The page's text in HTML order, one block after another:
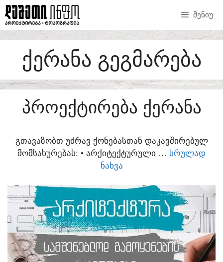
SKIP
TO
CONTENT
ᲛᲔᲜᲘᲣ
ᲥᲔᲠᲐᲜᲐ ᲒᲔᲒᲛᲐᲠᲔᲑᲐ
ᲞᲠᲝᲔᲥᲢᲘᲠᲔᲑᲐ ᲥᲔᲠᲐᲜᲐ
ᲒᲗᲐᲕᲐᲖᲝᲑᲗ ᲣᲫᲠᲐᲕ ᲥᲝᲜᲔᲑᲐᲡᲗᲐᲜ ᲓᲐᲙᲐᲕᲨᲘᲠᲔᲑᲣᲚ
ᲛᲝᲛᲡᲐᲮᲣᲠᲔᲑᲐᲡ:​ • ᲐᲠᲥᲘᲢᲔᲥᲢᲣᲠᲣᲚᲘ … ᲡᲠᲣᲚᲐᲓ
ᲜᲐᲮᲕᲐ